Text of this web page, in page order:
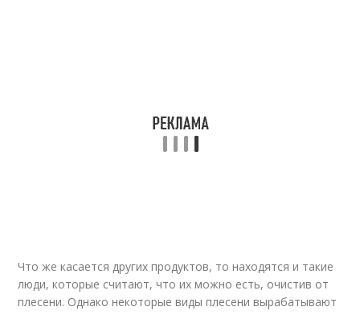
Что же касается других продуктов, то находятся и такие
люди, которые считают, что их можно есть, очистив от
плесени. Однако некоторые виды плесени вырабатывают